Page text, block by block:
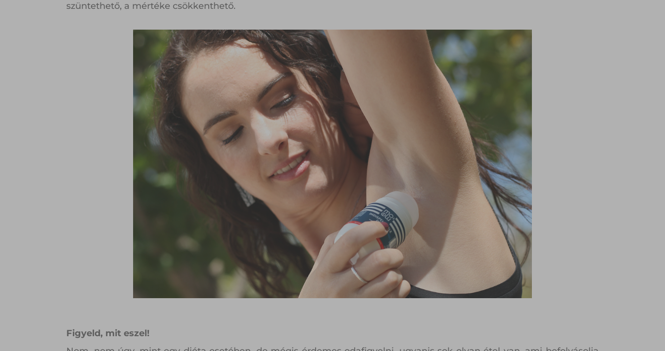
szüntethető, a mértéke csökkenthető.
Figyeld, mit eszel!